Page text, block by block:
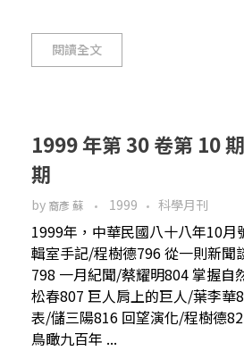
閱讀全文
1999 年第 30 卷第 10
期
by 裔彥 蘇 1999 科學月刊
1999年，中華民國八十八年10月
輯室手記/程樹德796 從一則新聞
798 一月紀聞/蔡耀明804 掌握自
松春807 巨人肩上的巨人/葉李華
表/儲三陽816 回望演化/程樹德
鳥瞰九百年 ...